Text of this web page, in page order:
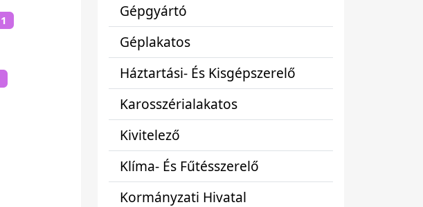
1
Gépgyártó
Géplakatos
Háztartási- És Kisgépszerelő
Karosszérialakatos
Kivitelező
Klíma- És Fűtésszerelő
Kormányzati Hivatal